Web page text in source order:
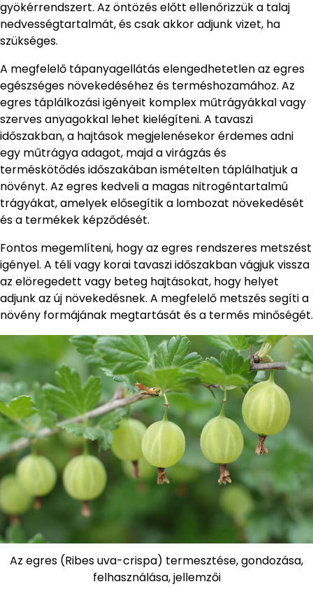
gyökérrendszert. Az öntözés előtt ellenőrizzük a talaj
nedvességtartalmát, és csak akkor adjunk vizet, ha
szükséges.
A megfelelő tápanyagellátás elengedhetetlen az egres
egészséges növekedéséhez és terméshozamához. Az
egres táplálkozási igényeit komplex műtrágyákkal vagy
szerves anyagokkal lehet kielégíteni. A tavaszi
időszakban, a hajtások megjelenésekor érdemes adni
egy műtrágya adagot, majd a virágzás és
terméskötődés időszakában ismételten táplálhatjuk a
növényt. Az egres kedveli a magas nitrogéntartalmú
trágyákat, amelyek elősegítik a lombozat növekedését
és a termékek képződését.
Fontos megemlíteni, hogy az egres rendszeres metszést
igényel. A téli vagy korai tavaszi időszakban vágjuk vissza
az elöregedett vagy beteg hajtásokat, hogy helyet
adjunk az új növekedésnek. A megfelelő metszés segíti a
növény formájának megtartását és a termés minőségét.
Az egres (Ribes uva-crispa) termesztése, gondozása,
felhasználása, jellemzői